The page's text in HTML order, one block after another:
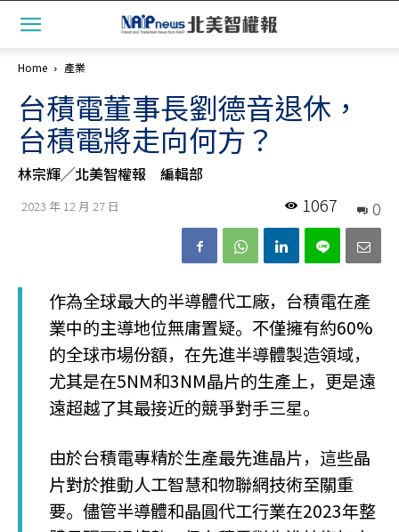
Home 產業
台積電董事長劉德音退休，
台積電將走向何方？
林宗輝╱北美智權報 編輯部
2023 年 12 月 27 日 0
1067
作為全球最大的半導體代工廠，台積電在產
業中的主導地位無庸置疑。不僅擁有約60%
的全球市場份額，在先進半導體製造領域，
尤其是在5NM和3NM晶片的生產上，更是遠
遠超越了其最接近的競爭對手三星。
由於台積電專精於生產最先進晶片，這些晶
片對於推動人工智慧和物聯網技術至關重
要。儘管半導體和晶圓代工行業在2023年整